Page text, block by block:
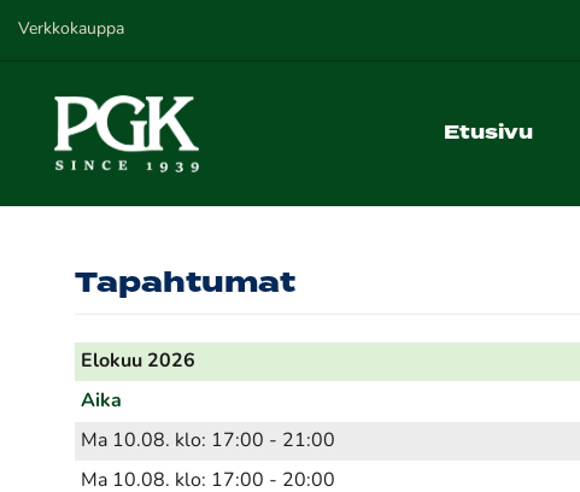
Verkkokauppa
Etusivu
Tapahtumat
Elokuu 2026
Aika
Ma 10.08. klo: 17:00 - 21:00
Ma 10.08. klo: 17:00 - 20:00